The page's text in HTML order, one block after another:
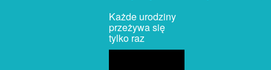
Każde urodziny
przeżywa się
tylko raz